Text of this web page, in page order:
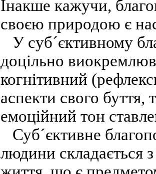
Інакше кажучи,
своєю природою є
У суб´єктивному
доцільно
когнітивний
аспекти свого
емоційний тон
Суб´єктивне
людини складається з